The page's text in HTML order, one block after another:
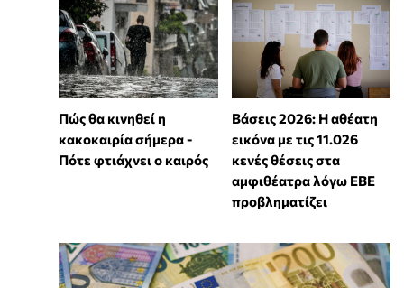
Πώς θα κινηθεί η
κακοκαιρία σήμερα -
Πότε φτιάχνει ο καιρός
Βάσεις 2026: Η αθέατη
εικόνα με τις 11.026
κενές θέσεις στα
αμφιθέατρα λόγω ΕΒΕ
προβληματίζει